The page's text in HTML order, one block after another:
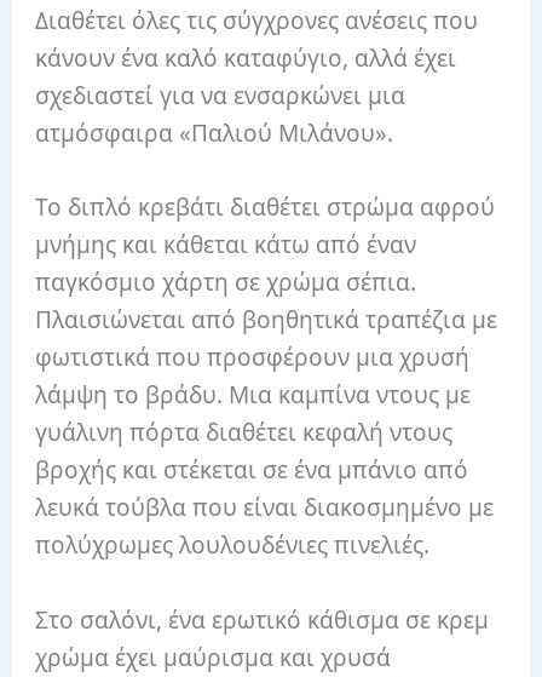
Διαθέτει όλες τις σύγχρονες ανέσεις που
κάνουν ένα καλό καταφύγιο, αλλά έχει
σχεδιαστεί για να ενσαρκώνει μια
ατμόσφαιρα «Παλιού Μιλάνου».
Το διπλό κρεβάτι διαθέτει στρώμα αφρού
μνήμης και κάθεται κάτω από έναν
παγκόσμιο χάρτη σε χρώμα σέπια.
Πλαισιώνεται από βοηθητικά τραπέζια με
φωτιστικά που προσφέρουν μια χρυσή
λάμψη το βράδυ. Μια καμπίνα ντους με
γυάλινη πόρτα διαθέτει κεφαλή ντους
βροχής και στέκεται σε ένα μπάνιο από
λευκά τούβλα που είναι διακοσμημένο με
πολύχρωμες λουλουδένιες πινελιές.
Στο σαλόνι, ένα ερωτικό κάθισμα σε κρεμ
χρώμα έχει μαύρισμα και χρυσά